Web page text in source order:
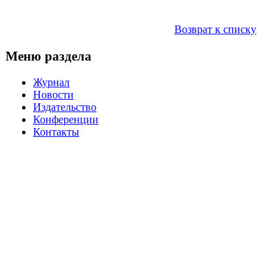
Возврат к списку
Меню раздела
Журнал
Новости
Издательство
Конференции
Контакты